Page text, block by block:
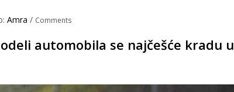
Amra / Comments
automobila se najčešće kradu u